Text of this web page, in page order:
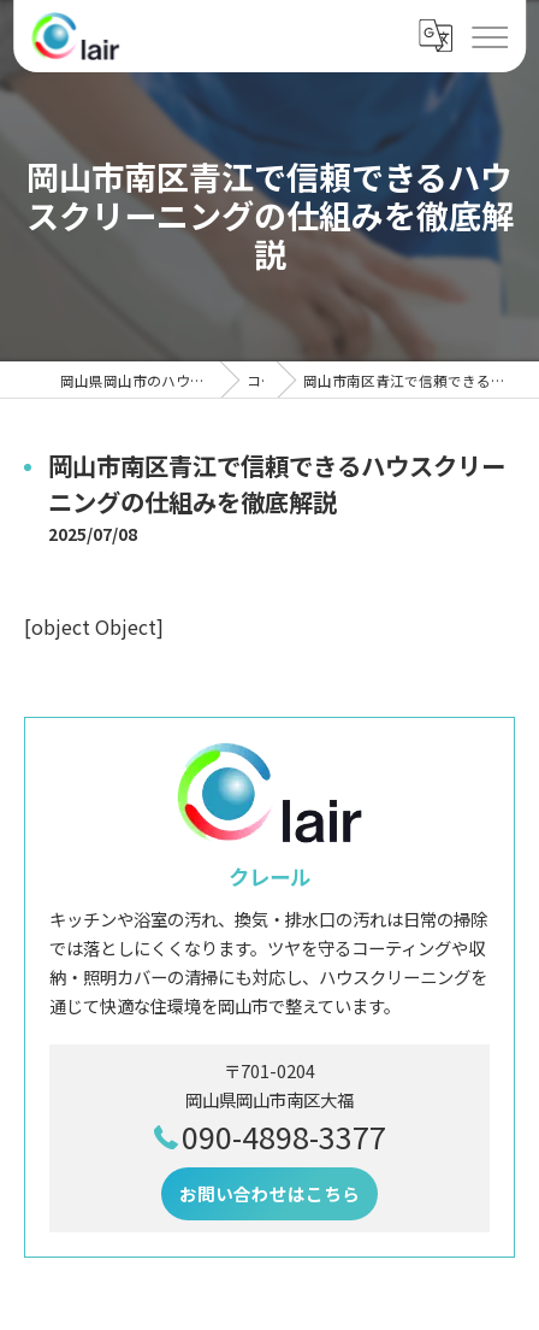
岡山市南区青江で信頼できるハウ
スクリーニングの仕組みを徹底解
説
岡山県岡山市のハウスクリーニングならクレール コラム 岡山市南区青江で信頼できるハウスクリーニングの仕組みを徹底解説
岡山市南区青江で信頼できるハウスクリー
ニングの仕組みを徹底解説
2025/07/08
[object Object]
クレール
キッチンや浴室の汚れ、換気・排水口の汚れは日常の掃除
では落としにくくなります。ツヤを守るコーティングや収
納・照明カバーの清掃にも対応し、ハウスクリーニングを
通じて快適な住環境を岡山市で整えています。
〒701-0204
岡山県岡山市南区大福
090-4898-3377
お問い合わせはこちら